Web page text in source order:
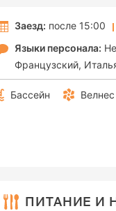
Заезд: после 15:00
Языки персонала:
Французский
Бассейн
ПИТАНИЕ И